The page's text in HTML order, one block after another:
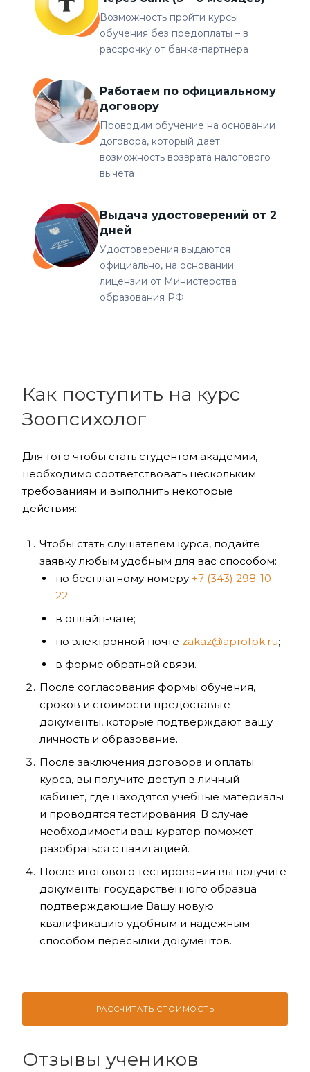
Возможность пройти курсы
обучения без предоплаты – в
рассрочку от банка-партнера
Работаем по официальному
договору
Проводим обучение на основании
договора, который дает
возможность возврата налогового
вычета
Выдача удостоверений от 2
дней
Удостоверения выдаются
официально, на основании
лицензии от Министерства
образования РФ
Как поступить на курс
Зоопсихолог
Для того чтобы стать студентом академии,
необходимо соответствовать нескольким
требованиям и выполнить некоторые
действия:
Чтобы стать слушателем курса, подайте
заявку любым удобным для вас способом:
по бесплатному номеру +7 (343) 298-10-
22;
в онлайн-чате;
по электронной почте zakaz@aprofpk.ru;
в форме обратной связи.
После согласования формы обучения,
сроков и стоимости предоставьте
документы, которые подтверждают вашу
личность и образование.
После заключения договора и оплаты
курса, вы получите доступ в личный
кабинет, где находятся учебные материалы
и проводятся тестирования. В случае
необходимости ваш куратор поможет
разобраться с навигацией.
После итогового тестирования вы получите
документы государственного образца
подтверждающие Вашу новую
квалификацию удобным и надежным
способом пересылки документов.
РАССЧИТАТЬ СТОИМОСТЬ
Отзывы учеников